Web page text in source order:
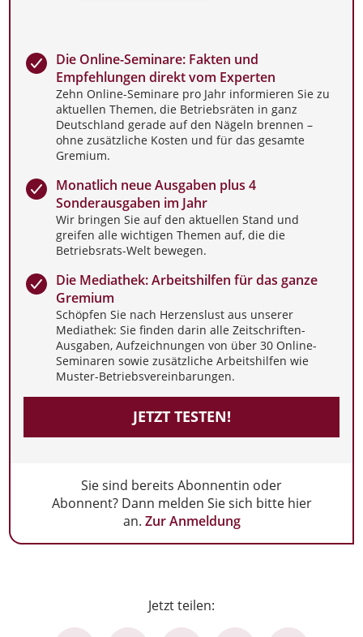
Die Online-Seminare: Fakten und
Empfehlungen direkt vom Experten
Zehn Online-Seminare pro Jahr informieren Sie zu
aktuellen Themen, die Betriebsräten in ganz
Deutschland gerade auf den Nägeln brennen –
ohne zusätzliche Kosten und für das gesamte
Gremium.
Monatlich neue Ausgaben plus 4
Sonderausgaben im Jahr
Wir bringen Sie auf den aktuellen Stand und
greifen alle wichtigen Themen auf, die die
Betriebsrats-Welt bewegen.
Die Mediathek: Arbeitshilfen für das ganze
Gremium
Schöpfen Sie nach Herzenslust aus unserer
Mediathek: Sie finden darin alle Zeitschriften-
Ausgaben, Aufzeichnungen von über 30 Online-
Seminaren sowie zusätzliche Arbeitshilfen wie
Muster-Betriebsvereinbarungen.
JETZT TESTEN!
Sie sind bereits Abonnentin oder
Abonnent? Dann melden Sie sich bitte hier
an. Zur Anmeldung
Jetzt teilen: